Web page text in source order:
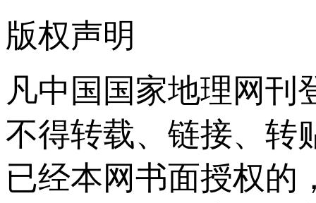
版权声明
凡中国国家地理网刊
不得转载、链接、转
已经本网书面授权的